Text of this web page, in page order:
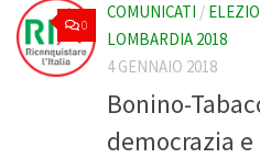
0
COMUNICATI /
LOMBARDIA 2018
4 GENNAIO 2018
Bonino-
democrazia